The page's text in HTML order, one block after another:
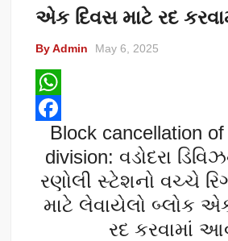
એક દિવસ માટે રદ
By Admin May 6, 2025
W
c
e
Block cancellation
division: વડોદરા
રણોલી સ્ટેશનો વચ્ચે
માટે લેવાયેલો બ્લોક
રદ કરવામાં